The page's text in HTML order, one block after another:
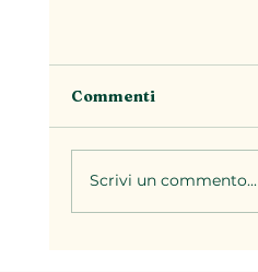
Commenti
Scrivi un commento...